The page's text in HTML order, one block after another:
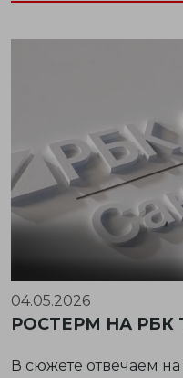
04.05.2026
РОСТЕРМ НА РБК
В сюжете отвечаем